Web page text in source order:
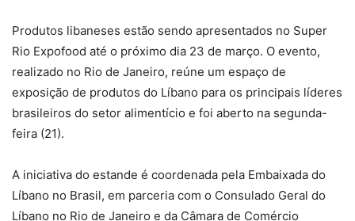
Produtos libaneses estão sendo apresentados no Super
Rio Expofood até o próximo dia 23 de março. O evento,
realizado no Rio de Janeiro, reúne um espaço de
exposição de produtos do Líbano para os principais líderes
brasileiros do setor alimentício e foi aberto na segunda-
feira (21).
A iniciativa do estande é coordenada pela Embaixada do
Líbano no Brasil, em parceria com o Consulado Geral do
Líbano no Rio de Janeiro e da Câmara de Comércio